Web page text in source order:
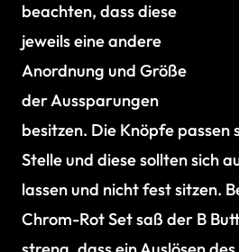
beachten, dass diese
jeweils eine andere
Anordnung und Größe
der Aussparungen
besitzen. Die Knöpfe passen
Stelle und diese sollten sich
lassen und nicht fest sitzen.
Chrom-Rot Set saß der B